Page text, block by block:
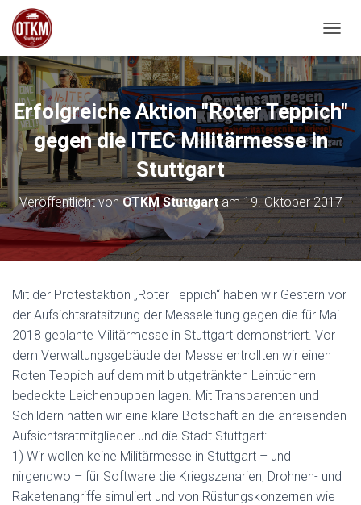
Erfolgreiche Aktion "Roter Teppich"
gegen die ITEC Militärmesse in
Stuttgart
Veröffentlicht von OTKM Stuttgartam19. Oktober 2017
Mit der Protestaktion „Roter Teppich“ haben wir Gestern vor
der Aufsichtsratsitzung der Messeleitung gegen die für Mai
2018 geplante Militärmesse in Stuttgart demonstriert. Vor
dem Verwaltungsgebäude der Messe entrollten wir einen
Roten Teppich auf dem mit blutgetränkten Leintüchern
bedeckte Leichenpuppen lagen. Mit Transparenten und
Schildern hatten wir eine klare Botschaft an die anreisenden
Aufsichtsratmitglieder und die Stadt Stuttgart:
1) Wir wollen keine Militärmesse in Stuttgart – und
nirgendwo – für Software die Kriegszenarien, Drohnen- und
Raketenangriffe simuliert und von Rüstungskonzernen wie